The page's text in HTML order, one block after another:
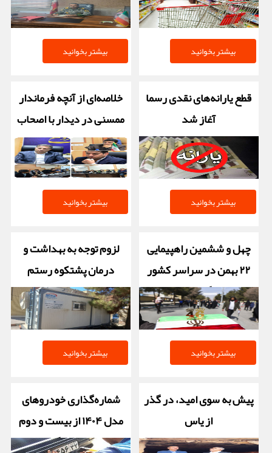
بیشتر بخوانید بیشتر بخوانید
قطع یارانه‌های نقدی رسما
آغاز شد
بیشتر بخوانید
خلاصه‌ای از آنچه فرماندار
ممسنی در دیدار با اصحاب
رسانه‌ها بیان داشت
بیشتر بخوانید
چهل و ششمین راهپیمایی
۲۲ بهمن در سراسر کشور
برگزار شد‌
بیشتر بخوانید
لزوم توجه به بهداشت و
درمان پشتکوه رستم
بیشتر بخوانید
پیش به سوی امید، در گذر
از یاس
شماره‌گذاری خودروهای
مدل ۱۴۰۴ از بیست و دوم
بهمن انجام گرفت